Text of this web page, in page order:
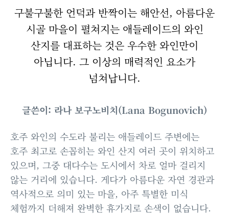
구불구불한 언덕과 반짝이는 해안선, 아름다운
시골 마을이 펼쳐지는 애들레이드의 와인
산지를 대표하는 것은 우수한 와인만이
아닙니다. 그 이상의 매력적인 요소가
넘쳐납니다.
글쓴이: 라나 보구노비치(Lana Bogunovich)
호주 와인의 수도라 불리는 애들레이드 주변에는
호주 최고로 손꼽히는 와인 산지 여러 곳이 위치하고
있으며, 그중 대다수는 도시에서 차로 얼마 걸리지
않는 거리에 있습니다. 게다가 아름다운 자연 경관과
역사적으로 의미 있는 마을, 아주 특별한 미식
체험까지 더해져 완벽한 휴가지로 손색이 없습니다.